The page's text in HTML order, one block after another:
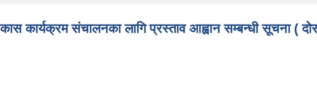
कार्यक्रम संचालनका लागि प्रस्ताव आह्वान सम्बन्धी सूचना (